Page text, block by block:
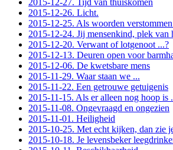
2015-12-27. Tijd van thuiskomen
2015-12-26. Licht.
2015-12-25. Als woorden
2015-12-24. Jij mensenkind, plek van
2015-12-20. Verwant of lotgenoot ...?
2015-12-13. Deuren open voor
2015-12-06. De kwetsbare mens
2015-11-29. Waar staan we ...
2015-11-22. Een getrouwe getuigenis
2015-11-15. Als er alleen nog hoop is
2015-11-08. Ongevraagd en ongezien
2015-11-01. Heiligheid
2015-10-25. Met echt kijken, dan zie
2015-10-18. Je levensbeker